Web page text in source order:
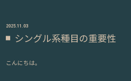
2025.11.03
シングル系種目の重要性
こんにちは。